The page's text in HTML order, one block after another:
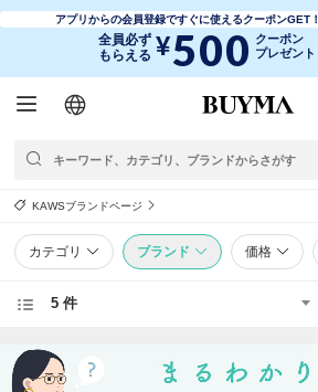
アプリからの会員登録ですぐに使えるクーポンGET！
全員必ず
もらえる ¥500 クーポン
プレゼント
日本語
English
简体中文
繁體中文
KAWSブランドページ
カテゴリ ブランド 価格
5 件